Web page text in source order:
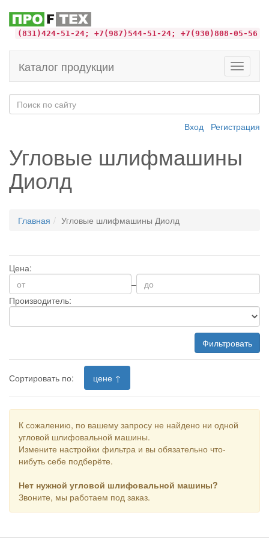
(831)424-51-24; +7(987)544-51-24; +7(930)808-05-56
Toggle
Каталог продукции
Вход Регистрация
Угловые шлифмашины
Диолд
Главная Угловые шлифмашины Диолд
Цена:
–
Производитель:
Фильтровать
Сортировать по: цене ↑
К сожалению, по вашему запросу не найдено ни одной
угловой шлифовальной машины.
Измените настройки фильтра и вы обязательно что-
нибуть себе подберёте.
Нет нужной угловой шлифовальной машины?
Звоните, мы работаем под заказ.